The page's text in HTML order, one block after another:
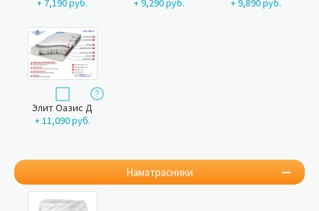
Наматрасники
+ 7,190 руб.
+ 9,290 руб.
+ 9,890 руб.
Элит Оазис Д
+ 11,090 руб.